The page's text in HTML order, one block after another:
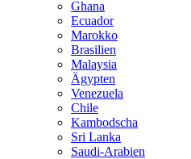
Ghana
Ecuador
Marokko
Brasilien
Malaysia
Ägypten
Venezuela
Chile
Kambodscha
Sri Lanka
Saudi-Arabien